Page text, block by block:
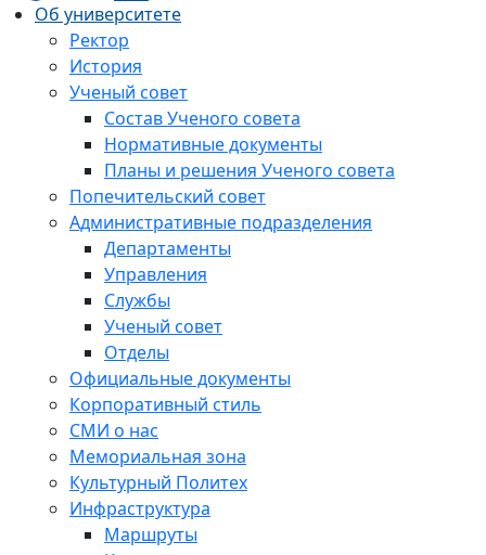
Об университете
Ректор
История
Ученый совет
Состав Ученого совета
Нормативные документы
Планы и решения Ученого совета
Попечительский совет
Административные подразделения
Департаменты
Управления
Службы
Ученый совет
Отделы
Официальные документы
Корпоративный стиль
СМИ о нас
Мемориальная зона
Культурный Политех
Инфраструктура
Маршруты